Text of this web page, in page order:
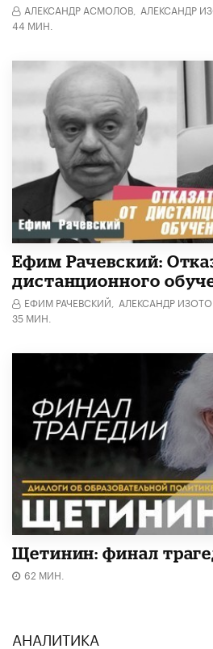
АЛЕКСАНДР АСМОЛОВ, АЛЕКСАНДР
44 МИН.
Ефим Рачевский:
дистанционного
ЕФИМ РАЧЕВСКИЙ, АЛЕКСАНДР
35 МИН.
Щетинин: финал
62 МИН.
АНАЛИТИКА